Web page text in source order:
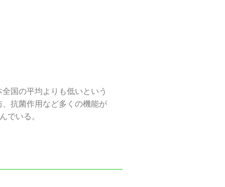
国の平均よりも低いという
抗菌作用など多くの機能が
でいる。